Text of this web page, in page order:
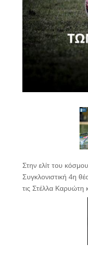
Στην ελίτ του
Συγκλονιστική 4η
τις Στέλλα Καρυώτη